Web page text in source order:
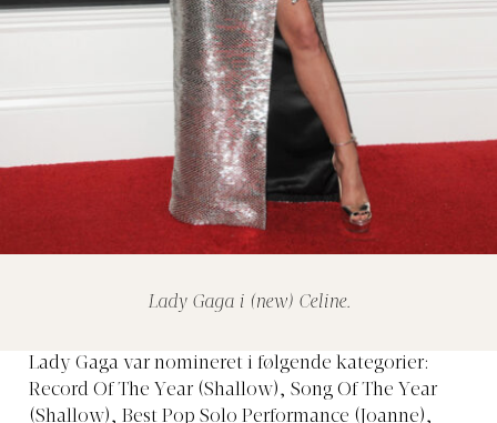
Lady Gaga i (new) Celine.
Lady Gaga var nomineret i følgende kategorier:
Record Of The Year (Shallow), Song Of The Year
(Shallow), Best Pop Solo Performance (Joanne),